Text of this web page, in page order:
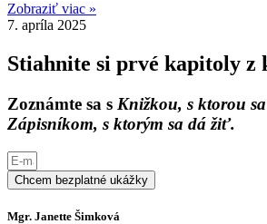
Zobraziť viac »
7. apríla 2025
Stiahnite si prvé kapitoly z
Zoznámte sa s Knižkou, s ktorou
Zápisníkom, s ktorým sa dá žiť.
Chcem bezplatné ukážky
Mgr. Janette Šimková